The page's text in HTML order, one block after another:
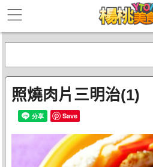
照燒肉片三明治(1)
Save